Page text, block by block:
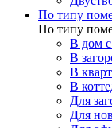
По типу
По типу
В дом
В
В
В
Для
Для